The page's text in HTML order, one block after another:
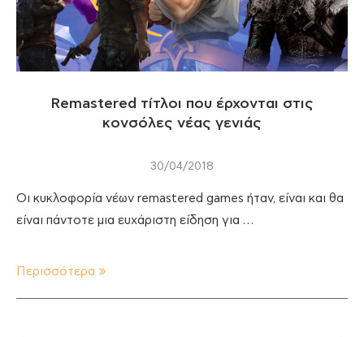
Remastered τίτλοι που έρχονται στις
κονσόλες νέας γενιάς
30/04/2018
Οι κυκλοφορία νέων remastered games ήταν, είναι και θα
είναι πάντοτε μια ευχάριστη είδηση για …
Περισσότερα